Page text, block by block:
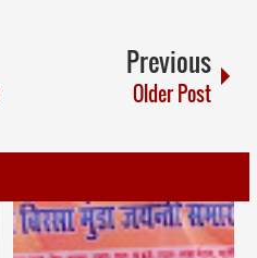
Previous
Older Post